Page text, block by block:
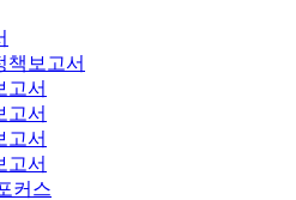
책보고서
고서
고서
고서
고서
커스